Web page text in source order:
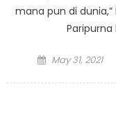
mana pun di
Paripurna
Posted
May 31, 2021